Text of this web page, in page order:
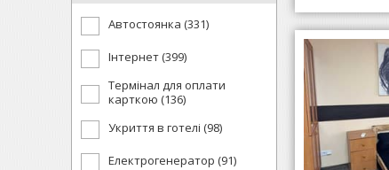
Автостоянка (331)
Інтернет (399)
Термінал для оплати
карткою (136)
Укриття в готелі (98)
Електрогенератор (91)